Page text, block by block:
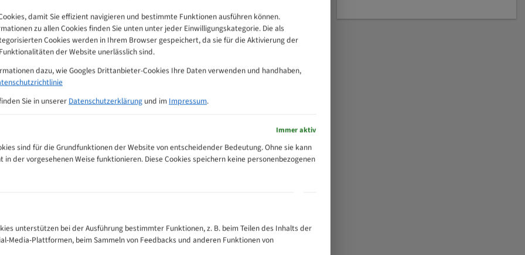
Tabelle
damit Sie effizient navigieren und bestimmte Funktionen ausführen können.
zu allen Cookies finden Sie unten unter jeder Einwilligungskategorie. Die als
Cookies werden in Ihrem Browser gespeichert, da sie für die Aktivierung der
der Website unerlässlich sind.
dazu, wie Googles Drittanbieter-Cookies Ihre Daten verwenden und handhaben,
Sie in unserer Datenschutzerklärung und im Impressum.
Immer aktiv
sind für die Grundfunktionen der Website von entscheidender Bedeutung. Ohne sie kann
in der vorgesehenen Weise funktionieren. Diese Cookies speichern keine personenbezogenen
unterstützen bei der Ausführung bestimmter Funktionen, z. B. beim Teilen des Inhalts der
Media-Plattformen, beim Sammeln von Feedbacks und anderen Funktionen von